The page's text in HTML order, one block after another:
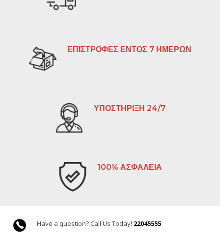
ΕΠΙΣΤΡΟΦΕΣ ΕΝΤΟΣ 7 ΗΜΕΡΩΝ
ΥΠΟΣΤΗΡΙΞΗ 24/7
100% ΑΣΦΑΛΕΙΑ
Have a question? Call Us Today! 22045555